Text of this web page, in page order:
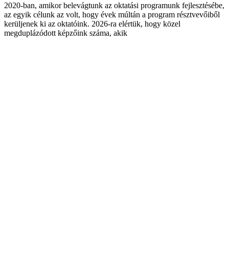
2020-ban, amikor belevágtunk az oktatási programunk fejlesztésébe,
az egyik célunk az volt, hogy évek múltán a program résztvevőiből
kerüljenek ki az oktatóink. 2026-ra elértük, hogy közel
megduplázódott képzőink száma, akik